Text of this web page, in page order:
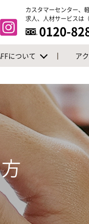
カスタマーセンター、
求人、人材サービスは
0120-
について ア